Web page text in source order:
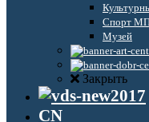
Спорт
Музей
Закрыть
CN